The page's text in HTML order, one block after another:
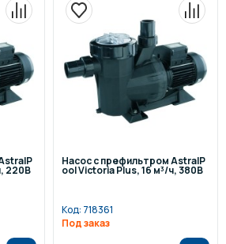
220В
Насос с префильтром AstralP
ool Victoria Plus, 16 м³/ч, 380В
Код: 718361
Под заказ